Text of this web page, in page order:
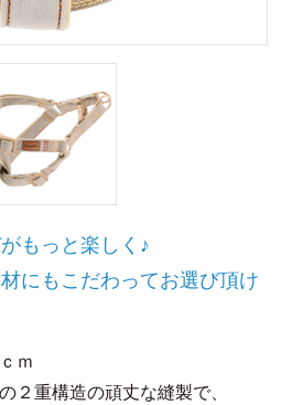
もっと楽しく♪
にもこだわってお選び頂け
ｍ
２重構造の頑丈な縫製で、